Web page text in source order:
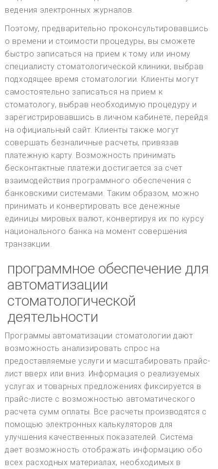
ведения электронных журналов.
Поэтому, предварительно проконсультировавшись
о времени и стоимости процедуры, вы сможете
быстро записаться на прием к тому или иному
специалисту стоматологической клиники, выбрав
подходящее время стоматологии. Клиенты могут
самостоятельно записаться на прием к
стоматологу, выбрав необходимую процедуру и
зарегистрировавшись в личном кабинете, перейдя
на официальный сайт. Клиенты также могут
совершать безналичные расчеты, привязав
платежную карту. Возможность принимать
бесконтактные платежи достигается за счет
взаимодействия программного обеспечения с
банковскими системами. Таким образом, можно
принимать и конвертировать все денежные
единицы мировых валют, конвертируя их по курсу
национального банка на момент совершения
транзакции.
программное обеспечение для
автоматизации
стоматологической
деятельности
Программы автоматизации стоматологии дают
возможность анализировать спрос на
предоставляемые услуги и масштабировать прайс-
лист вверх или вниз. Информация о реализуемых
услугах и товарных предложениях фиксируется в
прайс-листе с возможностью автоматического
расчета сумм оплаты. Все расчеты производятся с
помощью электронных калькуляторов для
улучшения качественных показателей. Система
дает возможность отображать информацию обо
всех расходных материалах, необходимых в